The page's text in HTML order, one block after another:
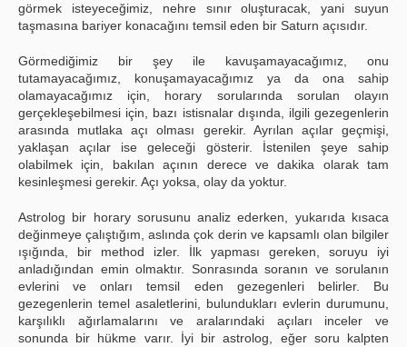
görmek isteyeceğimiz, nehre sınır oluşturacak, yani suyun
taşmasına bariyer konacağını temsil eden bir Saturn açısıdır.
Görmediğimiz bir şey ile kavuşamayacağımız, onu
tutamayacağımız, konuşamayacağımız ya da ona sahip
olamayacağımız için, horary sorularında sorulan olayın
gerçekleşebilmesi için, bazı istisnalar dışında, ilgili gezegenlerin
arasında mutlaka açı olması gerekir. Ayrılan açılar geçmişi,
yaklaşan açılar ise geleceği gösterir. İstenilen şeye sahip
olabilmek için, bakılan açının derece ve dakika olarak tam
kesinleşmesi gerekir. Açı yoksa, olay da yoktur.
Astrolog bir horary sorusunu analiz ederken, yukarıda kısaca
değinmeye çalıştığım, aslında çok derin ve kapsamlı olan bilgiler
ışığında, bir method izler. İlk yapması gereken, soruyu iyi
anladığından emin olmaktır. Sonrasında soranın ve sorulanın
evlerini ve onları temsil eden gezegenleri belirler. Bu
gezegenlerin temel asaletlerini, bulundukları evlerin durumunu,
karşılıklı ağırlamalarını ve aralarındaki açıları inceler ve
sonunda bir hükme varır. İyi bir astrolog, eğer soru kalpten